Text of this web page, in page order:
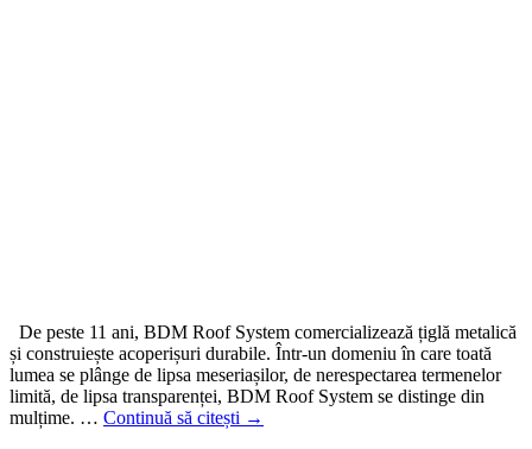
De peste 11 ani, BDM Roof System comercializează țiglă metalică
și construiește acoperișuri durabile. Într-un domeniu în care toată
lumea se plânge de lipsa meseriașilor, de nerespectarea termenelor
limită, de lipsa transparenței, BDM Roof System se distinge din
mulțime. … Continuă să citești →